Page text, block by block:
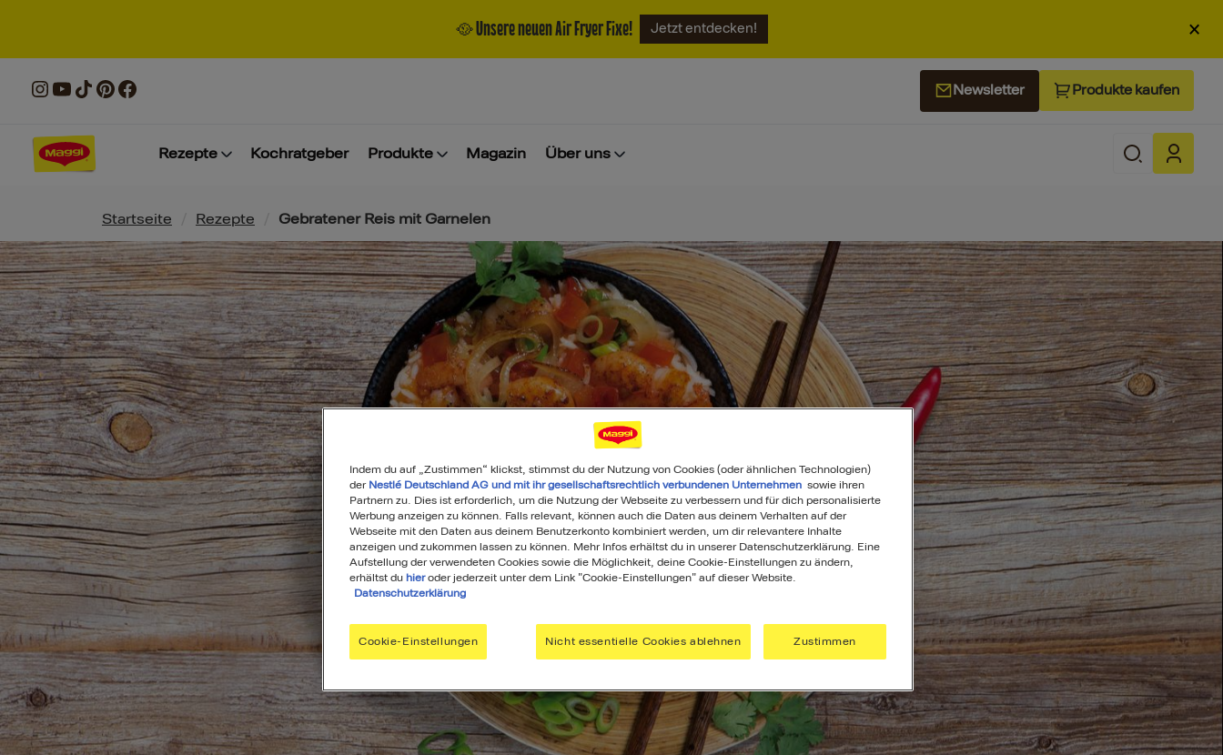
🥘 Unsere neuen Air Fryer Fixe! Jetzt entdecken! ×
Newsletter Produkte kaufen
Rezepte Kochratgeber Produkte Magazin Über uns
Pfadnavigation
Startseite Rezepte Gebratener Reis mit Garnelen
Indem du auf „Zustimmen“ klickst, stimmst du der Nutzung von Cookies (oder ähnlichen Technologien)
der Nestlé Deutschland AG und mit ihr gesellschaftsrechtlich verbundenen Unternehmen sowie ihren
Partnern zu. Dies ist erforderlich, um die Nutzung der Webseite zu verbessern und für dich personalisierte
Werbung anzeigen zu können. Falls relevant, können auch die Daten aus deinem Verhalten auf der
Webseite mit den Daten aus deinem Benutzerkonto kombiniert werden, um dir relevantere Inhalte
anzeigen und zukommen lassen zu können. Mehr Infos erhältst du in unserer Datenschutzerklärung. Eine
Aufstellung der verwendeten Cookies sowie die Möglichkeit, deine Cookie-Einstellungen zu ändern,
erhältst du hieroder jederzeit unter dem Link "Cookie-Einstellungen" auf dieser Website.
Datenschutzerklärung
Cookie-Einstellungen Nicht essentielle Cookies ablehnen Zustimmen